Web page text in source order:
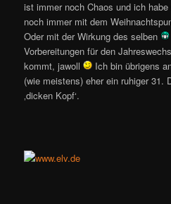
ist immer noch Chaos und ich
noch immer mit dem
Oder mit der Wirkung des selben
Vorbereitungen für den
kommt, jawoll
Ich bin übrigens
(wie meistens) eher ein ruhiger 31.
‚dicken Kopf‘.